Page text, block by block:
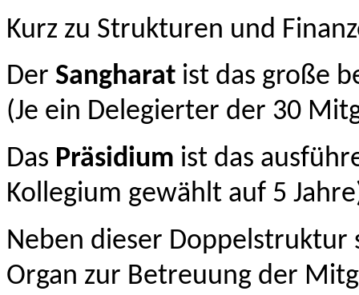
Kurz zu Strukturen und
Der Sangharat ist das große
(Je ein Delegierter der 30
Das Präsidium ist das
Kollegium gewählt auf 5
Neben dieser Doppelstruktur
Organ zur Betreuung der